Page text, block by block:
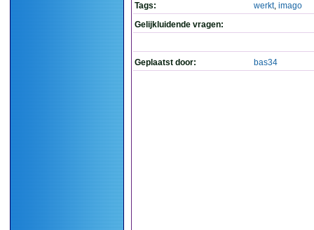
Tags:
werkt, imago
Gelijkluidende vragen:
Geplaatst door: bas34